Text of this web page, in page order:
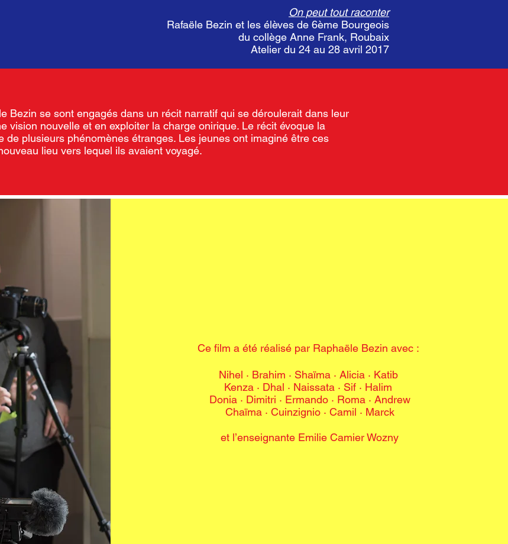
On peut tout raconter
Rafaële Bezin et les élèves de 6ème Bourgeois
du collège Anne Frank, Roubaix
Atelier du 24 au 28 avril 2017
Bezin se sont engagés dans un récit narratif qui se déroulerait dans leur
vision nouvelle et en exploiter la charge onirique. Le récit évoque la
de plusieurs phénomènes étranges. Les jeunes ont imaginé être ces
lieu vers lequel ils avaient voyagé.
Ce film a été réalisé par Raphaële Bezin avec :
Nihel · Brahim · Shaïma · Alicia · Katib
Kenza · Dhal · Naissata · Sif · Halim
Donia · Dimitri · Ermando · Roma · Andrew
Chaïma · Cuinzignio · Camil · Marck
et l’enseignante Emilie Camier Wozny​